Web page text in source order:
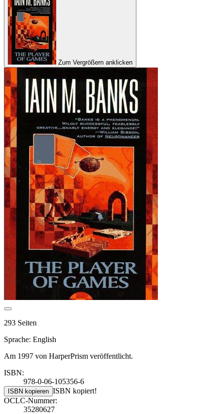
Zum Vergrößern anklicken
293 Seiten
Sprache: English
Am 1997 von HarperPrism veröffentlicht.
ISBN:
978-0-06-105356-6
ISBN kopieren ISBN kopiert!
OCLC-Nummer:
35280627